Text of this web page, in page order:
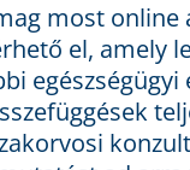
most
el, amely